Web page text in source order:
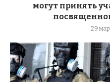
могут принять
29